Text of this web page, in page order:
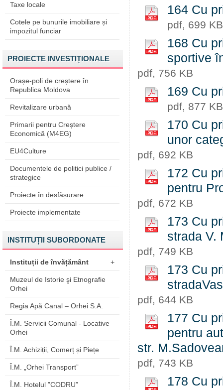
Taxe locale
Cotele pe bunurile imobiliare și
impozitul funciar
PROIECTE INVESTIȚIONALE
Orașe-poli de creștere în
Republica Moldova
Revitalizare urbană
Primarii pentru Creștere
Economică (M4EG)
EU4Culture
Documentele de politici publice /
strategice
Proiecte în desfășurare
Proiecte implementate
INSTITUȚII SUBORDONATE
Instituții de învățământ +
Muzeul de Istorie şi Etnografie
Orhei
Regia Apă Canal – Orhei S.A.
Î.M. Servicii Comunal - Locative
Orhei
Î.M. Achiziții, Comerț și Piețe
Î.M. „Orhei Transport”
Î.M. Hotelul ”CODRU”
164 Cu
pdf, 699 KB
168 Cu
sportive
pdf, 756 KB
169 Cu
pdf, 877 KB
170 Cu
unor
pdf, 692 KB
172 Cu
pentru
pdf, 672 KB
173 Cu
strada V.
pdf, 749 KB
173 Cu
pdf, 644 KB
177 Cu
pentru
str.
pdf, 743 KB
178 Cu